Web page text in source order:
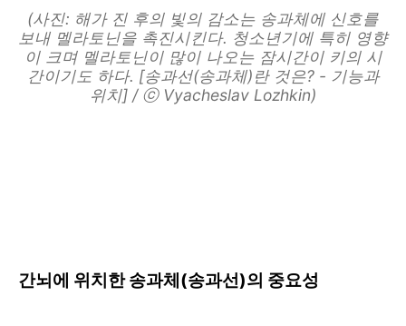
(사진: 해가 진 후의 빛의 감소는 송과체에 신호를
보내 멜라토닌을 촉진시킨다. 청소년기에 특히 영향
이 크며 멜라토닌이 많이 나오는 잠시간이 키의 시
간이기도 하다. [송과선(송과체)란 것은? - 기능과
위치] / ⓒ Vyacheslav Lozhkin)
간뇌에 위치한 송과체(송과선)의 중요성